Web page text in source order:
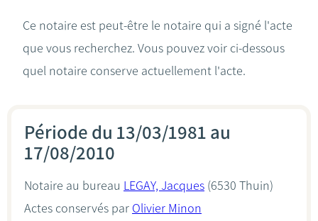
Le notaire
Ce notaire est peut-être le notaire qui a signé l'acte
que vous recherchez. Vous pouvez voir ci-dessous
quel notaire conserve actuellement l'acte.
Période du 13/03/1981 au
17/08/2010
Notaire au bureau LEGAY, Jacques (6530 Thuin)
Actes conservés par Olivier Minon